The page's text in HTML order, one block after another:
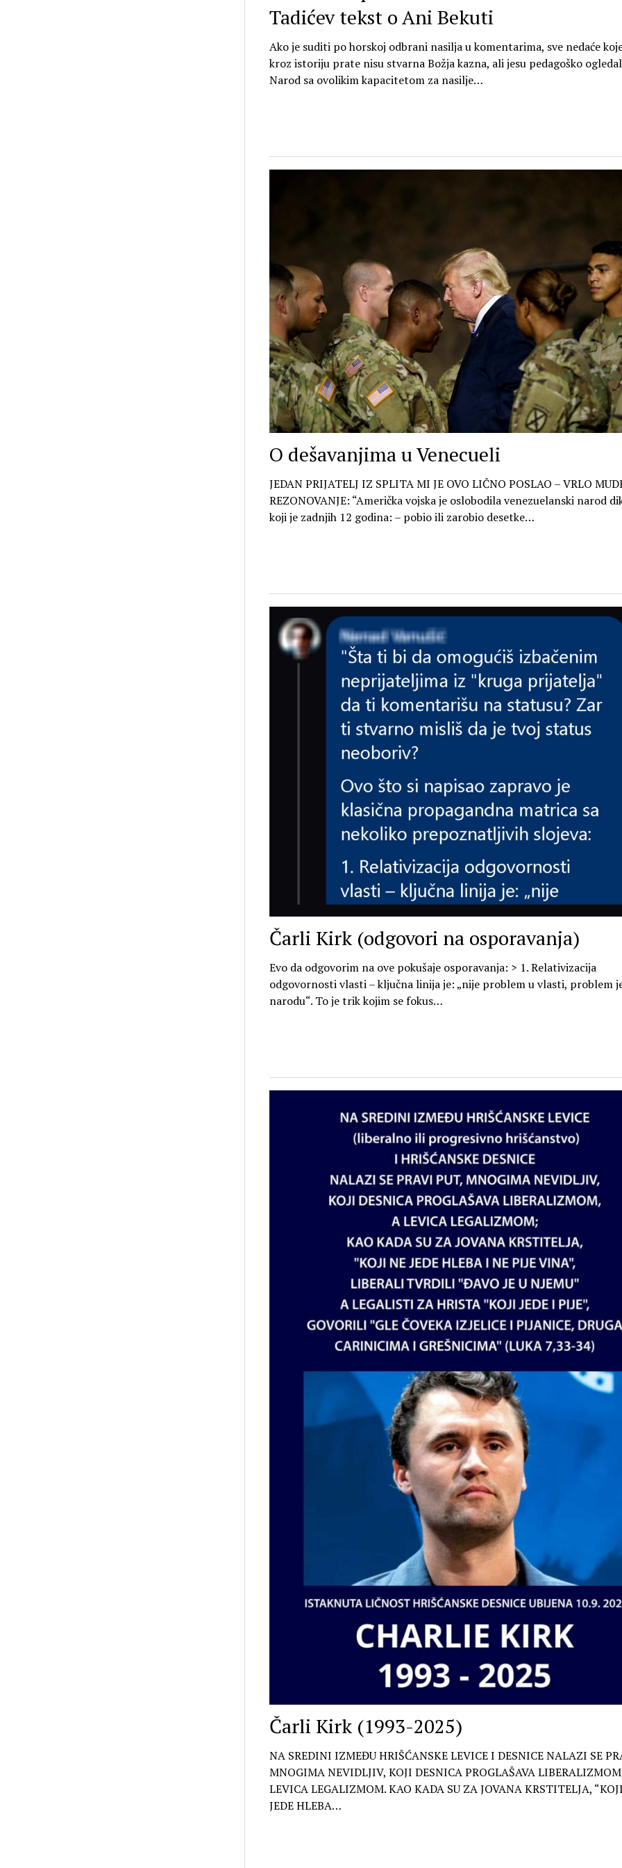
Tadićev tekst o Ani Bekuti
Ako je suditi po horskoj odbrani nasilja u komentarima, sve nedaće
kroz istoriju prate nisu stvarna Božja kazna, ali jesu pedagoško
Narod sa ovolikim kapacitetom za nasilje…
O dešavanjima u Venecueli
JEDAN PRIJATELJ IZ SPLITA MI JE OVO LIČNO POSLAO – VRLO
REZONOVANJE: “Američka vojska je oslobodila venezuelanski narod
koji je zadnjih 12 godina: – pobio ili zarobio desetke…
Čarli Kirk (odgovori na osporavanja)
Evo da odgovorim na ove pokušaje osporavanja: > 1. Relativizacija
odgovornosti vlasti – ključna linija je: „nije problem u vlasti, problem
narodu“. To je trik kojim se fokus…
Čarli Kirk (1993-2025)
NA SREDINI IZMEĐU HRIŠĆANSKE LEVICE I DESNICE NALAZI SE
MNOGIMA NEVIDLJIV, KOJI DESNICA PROGLAŠAVA
LEVICA LEGALIZMOM. KAO KADA SU ZA JOVANA KRSTITELJA,
JEDE HLEBA…